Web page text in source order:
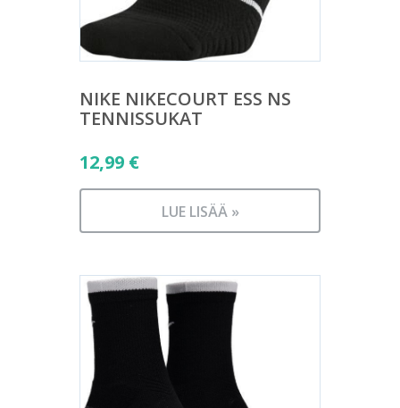
NIKE NIKECOURT ESS NS
TENNISSUKAT
12,99 €
LUE LISÄÄ »